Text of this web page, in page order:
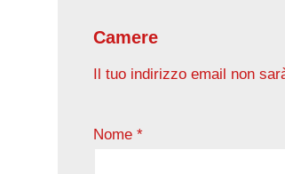
Camere
Il tuo indirizzo email non
Nome *